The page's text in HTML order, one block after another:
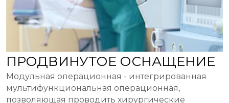
ПРОДВИНУТОЕ ОСНАЩЕНИЕ
Модульная операционная - интегрированная
мультифункциональная операционная,
позволяющая проводить хирургические